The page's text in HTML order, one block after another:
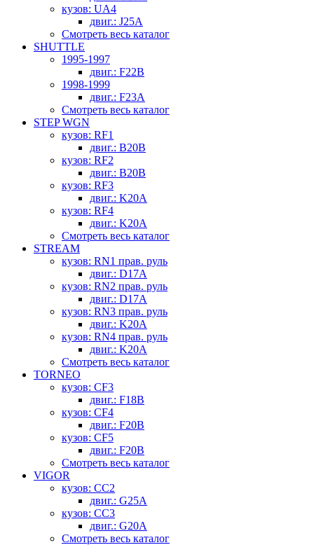
кузов: UA4
двиг.: J25A
Смотреть весь каталог
SHUTTLE
1995-1997
двиг.: F22B
1998-1999
двиг.: F23A
Смотреть весь каталог
STEP WGN
кузов: RF1
двиг.: B20B
кузов: RF2
двиг.: B20B
кузов: RF3
двиг.: K20A
кузов: RF4
двиг.: K20A
Смотреть весь каталог
STREAM
кузов: RN1 прав. руль
двиг.: D17A
кузов: RN2 прав. руль
двиг.: D17A
кузов: RN3 прав. руль
двиг.: K20A
кузов: RN4 прав. руль
двиг.: K20A
Смотреть весь каталог
TORNEO
кузов: CF3
двиг.: F18B
кузов: CF4
двиг.: F20B
кузов: CF5
двиг.: F20B
Смотреть весь каталог
VIGOR
кузов: CC2
двиг.: G25A
кузов: CC3
двиг.: G20A
Смотреть весь каталог